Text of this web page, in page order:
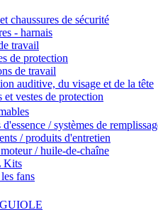
chaussures de sécurité
- harnais
travail
de protection
de travail
auditive, du visage et de la tête
et vestes de protection
/ systèmes de
/ produits d'entretien
/ huile-de-chaîne
Kits
fans